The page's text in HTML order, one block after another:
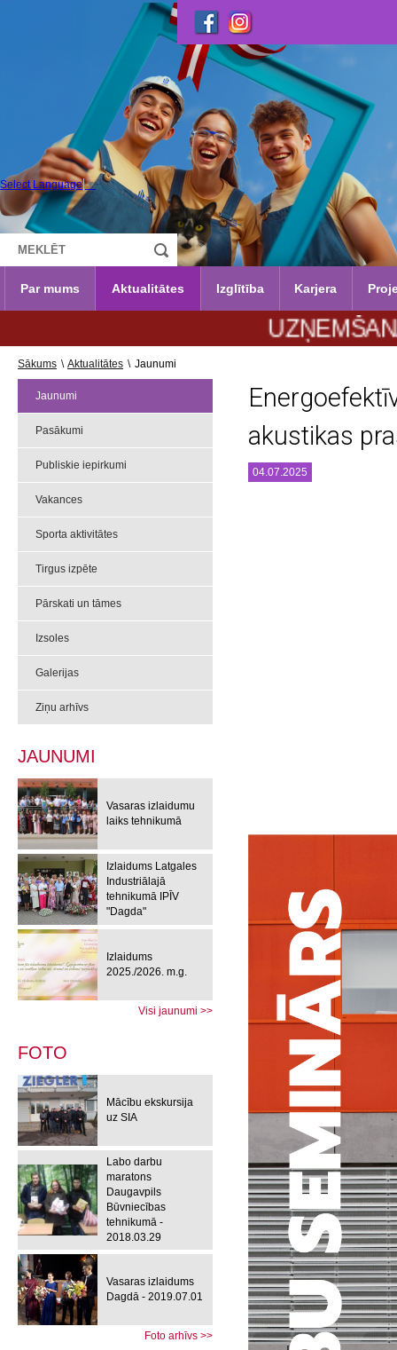
Select Language ▼
Par mums Aktualitātes Izglītība Karjera
UZŅEMŠANA
Sākums \ Aktualitātes \ Jaunumi
Jaunumi
Pasākumi
Publiskie iepirkumi
Vakances
Sporta aktivitātes
Tirgus izpēte
Pārskati un tāmes
Izsoles
Galerijas
Ziņu arhīvs
JAUNUMI
Vasaras izlaidumu
laiks tehnikumā
Izlaidums Latgales
Industriālajā
tehnikumā IPĪV
"Dagda"
Izlaidums
2025./2026. m.g.
Visi jaunumi >>
FOTO
Mācību ekskursija
uz SIA
Labo darbu
maratons
Daugavpils
Būvniecības
tehnikumā -
2018.03.29
Vasaras izlaidums
Dagdā - 2019.07.01
Foto arhīvs >>
akustikas
04.07.2025